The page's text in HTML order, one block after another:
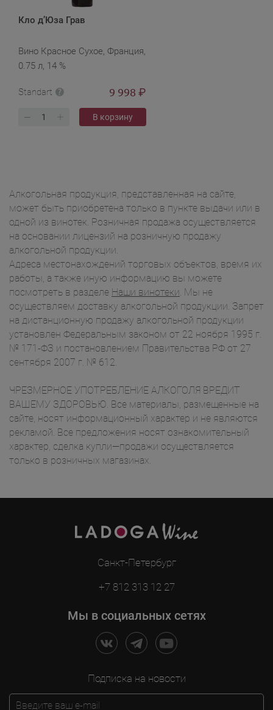
Кло д’Юза Грав
Вино Красное Сухое, Франция,
0.75 л, 14 %
Standart 9 998 ₽
В корзину
Алкогольная продукция, представленная на сайте,
может быть приобретена только в пункте выдачи или в
одной из винотек. Розничная продажа осуществляется
на основании лицензий на розничную продажу
алкогольной продукции.
Адреса местонахождений торговых объектов, время их
работы, а также иную информацию вы можете
посмотреть в разделе Наши винотеки . Мы не
осуществляем доставку алкогольной продукции. Запрет
на дистанционную продажу алкогольной продукции
установлен Федеральным законом от 22 ноября 1995 г.
№ 171-ФЗ и постановлением Правительства РФ от 27
сентября 2007 г. № 612.
ЧРЕЗМЕРНОЕ УПОТРЕБЛЕНИЕ АЛКОГОЛЯ ВРЕДИТ
ВАШЕМУ ЗДОРОВЬЮ. Все материалы, размещенные на
сайте, носят информационный характер и не являются
рекламой. Все предложения носят ознакомительный
характер, сделка купли—продажи осуществляется
только в розничных магазинах.
Санкт-Петербург
+7 812 313 12 27
Мы в социальных сетях
Подписка на новости